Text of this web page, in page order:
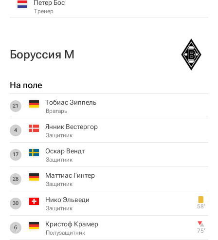
Петер Бос
Тренер
Боруссия М
На поле
21 Тобиас Зиппель
Вратарь
4 Янник Вестергор
Защитник
17 Оскар Вендт
Защитник
28 Маттиас Гинтер
Защитник
30 Нико Эльведи
Защитник 58‎’‎
6 Кристоф Крамер
Полузащитник 75‎’‎